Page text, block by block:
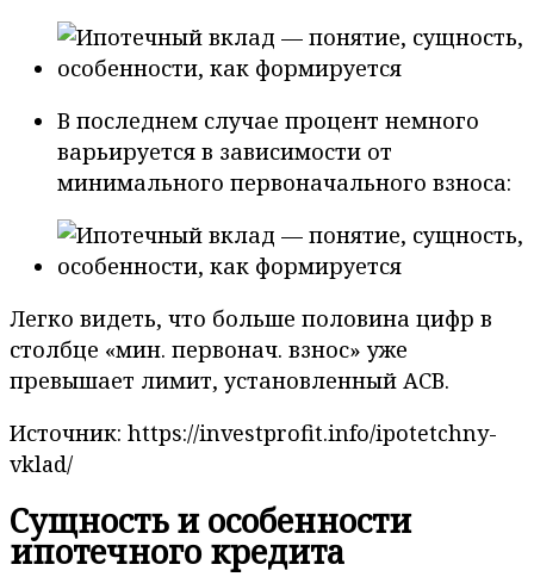
В последнем случае процент немного
варьируется в зависимости от
минимального первоначального взноса:
Легко видеть, что больше половина цифр в
столбце «мин. первонач. взнос» уже
превышает лимит, установленный АСВ.
Источник: https://investprofit.info/ipotetchny-
vklad/
Сущность и особенности
ипотечного кредита